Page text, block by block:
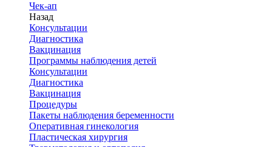
Чек-ап
Назад
Консультации
Диагностика
Вакцинация
Программы наблюдения детей
Консультации
Диагностика
Вакцинация
Процедуры
Пакеты наблюдения беременности
Оперативная гинекология
Пластическая хирургия